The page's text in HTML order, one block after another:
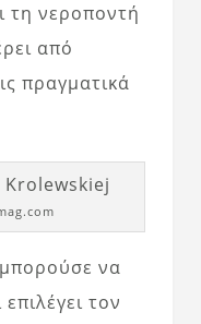
τη νεροποντή
από
πραγματικά
μπορούσε να
τον